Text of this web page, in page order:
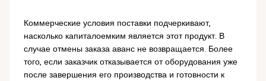
Коммерческие условия поставки подчеркивают,
насколько капиталоемким является этот продукт. В
случае отмены заказа аванс не возвращается. Более
того, если заказчик отказывается от оборудования уже
после завершения его производства и готовности к